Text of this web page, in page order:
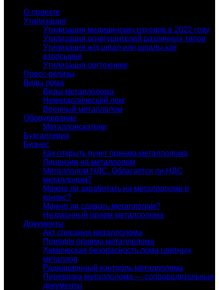
О проекте
Утилизация
Утилизация медицинских отходов в 2022 году
Утилизация огнетушителей различных типов
Утилизация ж/д шпал или шпалы как
вторсырье
Утилизация оргтехники
Пресс-релизы
Виды лома
Виды металлолома
Неметаллический лом
Военный металлолом
Оборудование
Металлоискатели
Бухгалтерия
Бизнес
Как открыть пункт приема металлолома
Лицензия на металлолом
Металлолом НДС. Облагается ли НДС
металлолом?
Можно ли заработать на металлоломе в
кризис?
Можно ли сдавать металлолом?
Незаконный прием металлолома
Документы
Акт списания металлолома
Порядок приема металлолома
Химическая безопасность лома цветных
металлов
Радиационный контроль металлолома
Перевозка металлолома — сопроводительные
документы